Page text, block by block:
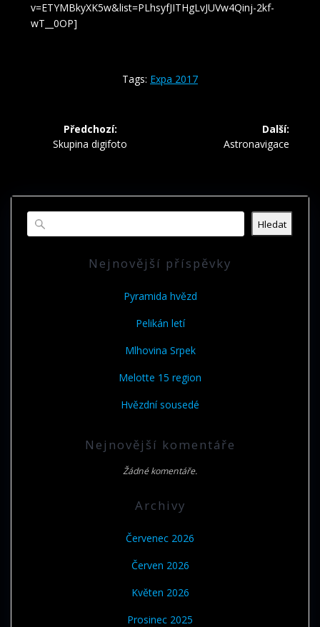
v=ETYMBkyXK5w&list=PLhsyfJITHgLvJUVw4Qinj-2kf-
wT__0OP]
Tags: Expa 2017
Navigace
Předchozí:
Předchozí
Skupina digifoto
Další:
Další
Astronavigace
Hledat
Nejnovější příspěvky
Pyramida hvězd
Pelikán letí
Mlhovina Srpek
Melotte 15 region
Hvězdní sousedé
Nejnovější komentáře
Žádné komentáře.
Archivy
Červenec 2026
Červen 2026
Květen 2026
Prosinec 2025